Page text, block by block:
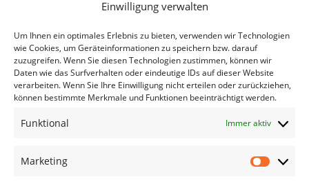
Einwilligung verwalten
Um Ihnen ein optimales Erlebnis zu bieten, verwenden wir Technologien
wie Cookies, um Geräteinformationen zu speichern bzw. darauf
zuzugreifen. Wenn Sie diesen Technologien zustimmen, können wir
Daten wie das Surfverhalten oder eindeutige IDs auf dieser Website
verarbeiten. Wenn Sie Ihre Einwilligung nicht erteilen oder zurückziehen,
können bestimmte Merkmale und Funktionen beeinträchtigt werden.
Funktional Immer aktiv
Marketing
TEILE DIESE
VERANSTALTUNG